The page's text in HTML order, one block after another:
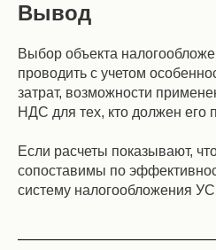
Вывод
Выбор объекта
проводить с учетом
затрат, возможности
НДС для тех, кто должен его
Если расчеты показывают,
сопоставимы по
систему налогообложения